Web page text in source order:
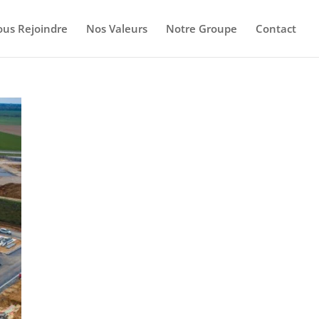
Rejoindre Nos Valeurs Notre Groupe Contact